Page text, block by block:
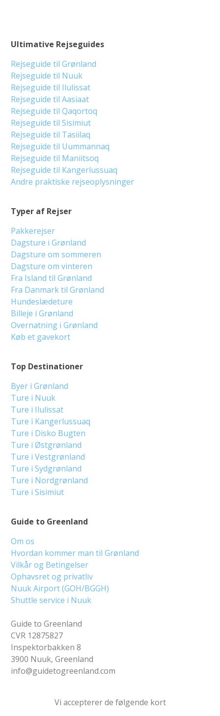
Guide to Greenland
Om os
Hvordan kommer man til Grønland
Vilkår og Betingelser
Ophavsret og privatliv
Nuuk Airport (GOH/BGGH)
Shuttle service i Nuuk
Guide to Greenland
CVR 12875827
Inspektorbakken 8
3900 Nuuk, Greenland
info@guidetogreenland.com
Top Destinationer
Byer i Grønland
Ture i Nuuk
Ture i Ilulissat
Ture i Kangerlussuaq
Ture i Disko Bugten
Ture i Østgrønland
Ture i Vestgrønland
Ture i Sydgrønland
Ture i Nordgrønland
Ture i Sisimiut
Typer af Rejser
Pakkerejser
Dagsture i Grønland
Dagsture om sommeren
Dagsture om vinteren
Fra Island til Grønland
Fra Danmark til Grønland
Hundeslædeture
Billeje i Grønland
Overnatning i Grønland
Køb et gavekort
Ultimative Rejseguides
Rejseguide til Grønland
Rejseguide til Nuuk
Rejseguide til Ilulissat
Rejseguide til Aasiaat
Rejseguide til Qaqortoq
Rejseguide til Sisimiut
Rejseguide til Tasiilaq
Rejseguide til Uummannaq
Rejseguide til Maniitsoq
Rejseguide til Kangerlussuaq
Andre praktiske rejseoplysninger
Vi accepterer de følgende kort